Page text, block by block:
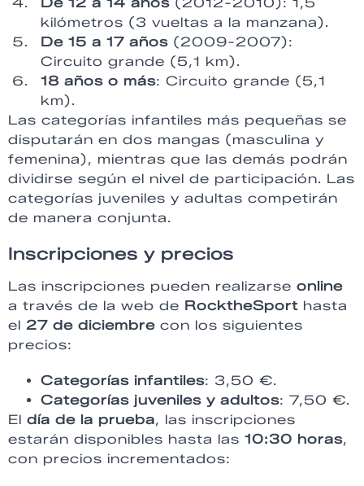
kilómetros (3 vueltas a la manzana).
De 15 a 17 años (2009-2007):
Circuito grande (5,1 km).
18 años o más: Circuito grande (5,1
km).
Las categorías infantiles más pequeñas se
disputarán en dos mangas (masculina y
femenina), mientras que las demás podrán
dividirse según el nivel de participación. Las
categorías juveniles y adultas competirán
de manera conjunta.
Inscripciones y precios
Las inscripciones pueden realizarse online
a través de la web de RocktheSport hasta
el 27 de diciembre con los siguientes
precios:
Categorías infantiles: 3,50 €.
Categorías juveniles y adultos: 7,50 €.
El día de la prueba, las inscripciones
estarán disponibles hasta las 10:30 horas,
con precios incrementados: